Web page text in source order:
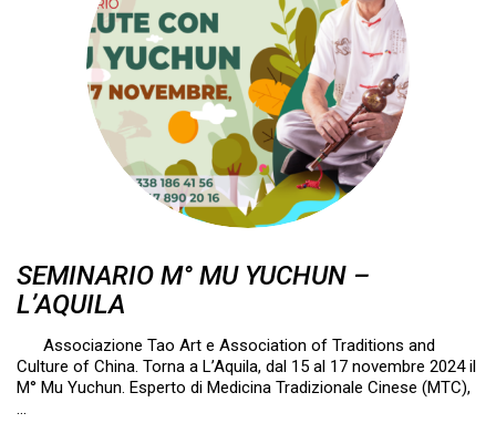
SEMINARIO M° MU YUCHUN –
L’AQUILA
Associazione Tao Art e Association of Traditions and
Culture of China. Torna a L’Aquila, dal 15 al 17 novembre 2024 il
M° Mu Yuchun. Esperto di Medicina Tradizionale Cinese (MTC),
…